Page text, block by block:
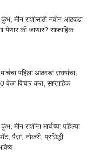
मीन राशीसाठी नवीन आठवडा
की जाणार? साप्ताहिक
पहिला आठवडा संघर्षाचा;
वेळा विचार करा, साप्ताहिक
राशींना मार्चच्या पहिल्या
पैसा, नोकरी, प्रसिद्धी